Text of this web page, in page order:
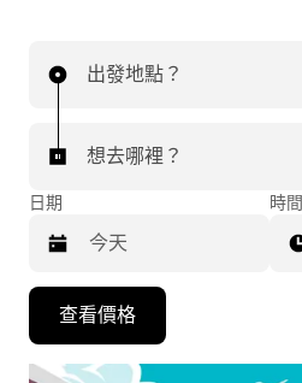
出發地點？
想去哪裡？
日期
下
向
時間
查看價格